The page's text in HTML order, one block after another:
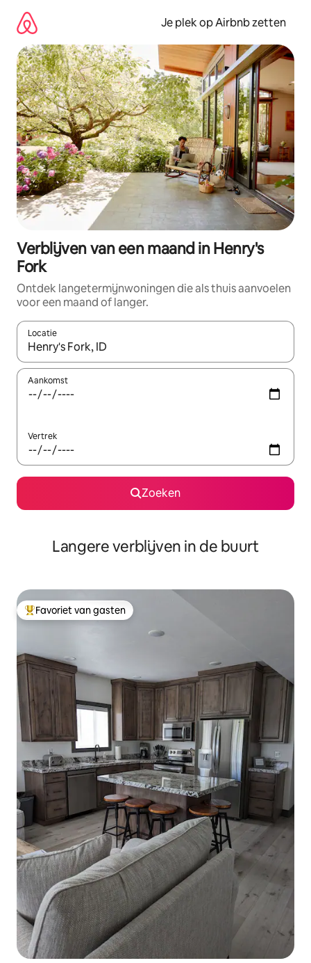
direct
naar
inhoud
Je plek op Airbnb zetten
Verblijven van een maand in Henry's
Fork
Ontdek langetermijnwoningen die als thuis aanvoelen
voor een maand of langer.
Locatie
Wanneer er resultaten beschikbaar zijn, maak je een keuze
Aankomst
Vertrek
Zoeken
Langere verblijven in de buurt
Topfavoriet van gasten
Favoriet van gasten